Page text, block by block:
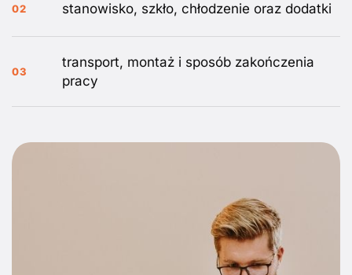
02 stanowisko, szkło, chłodzenie oraz dodatki
03
transport, montaż i sposób zakończenia
pracy